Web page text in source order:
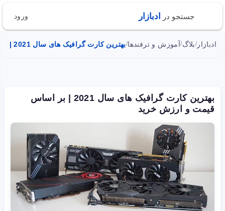
جستجو در ادبازار ورود
ادبازار /بلاگ/آموزش و ترفندها/بهترین کارت گرافیک های سال 2021 | بر اساس قیمت و ارزش خرید
بهترین کارت گرافیک های سال 2021 | بر اساس
قیمت و ارزش خرید